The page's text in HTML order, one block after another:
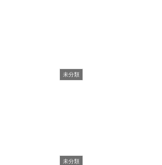
未分類
未分類